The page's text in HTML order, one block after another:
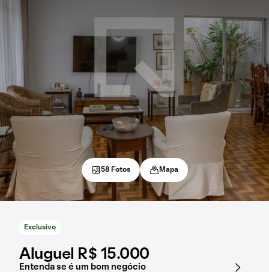
Exclusivo
Aluguel R$ 15.000
Entenda se é um bom negócio
58 Fotos Mapa